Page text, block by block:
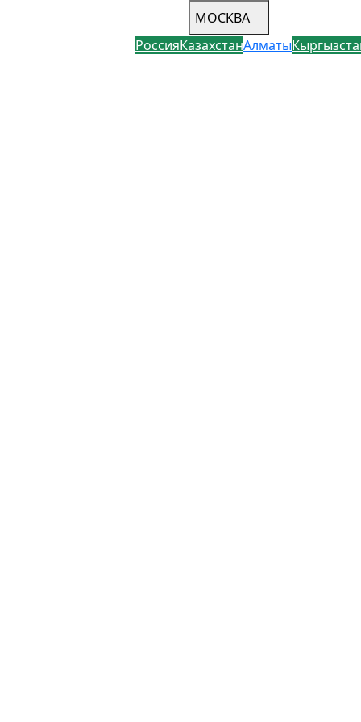
МОСКВА
РоссияКазахстанАлматы